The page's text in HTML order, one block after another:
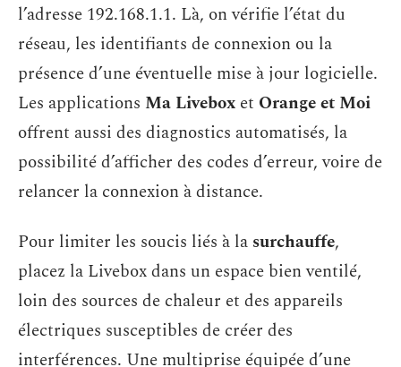
l’adresse 192.168.1.1. Là, on vérifie l’état du
réseau, les identifiants de connexion ou la
présence d’une éventuelle mise à jour logicielle.
Les applications Ma Livebox et Orange et Moi
offrent aussi des diagnostics automatisés, la
possibilité d’afficher des codes d’erreur, voire de
relancer la connexion à distance.
Pour limiter les soucis liés à la surchauffe,
placez la Livebox dans un espace bien ventilé,
loin des sources de chaleur et des appareils
électriques susceptibles de créer des
interférences. Une multiprise équipée d’une